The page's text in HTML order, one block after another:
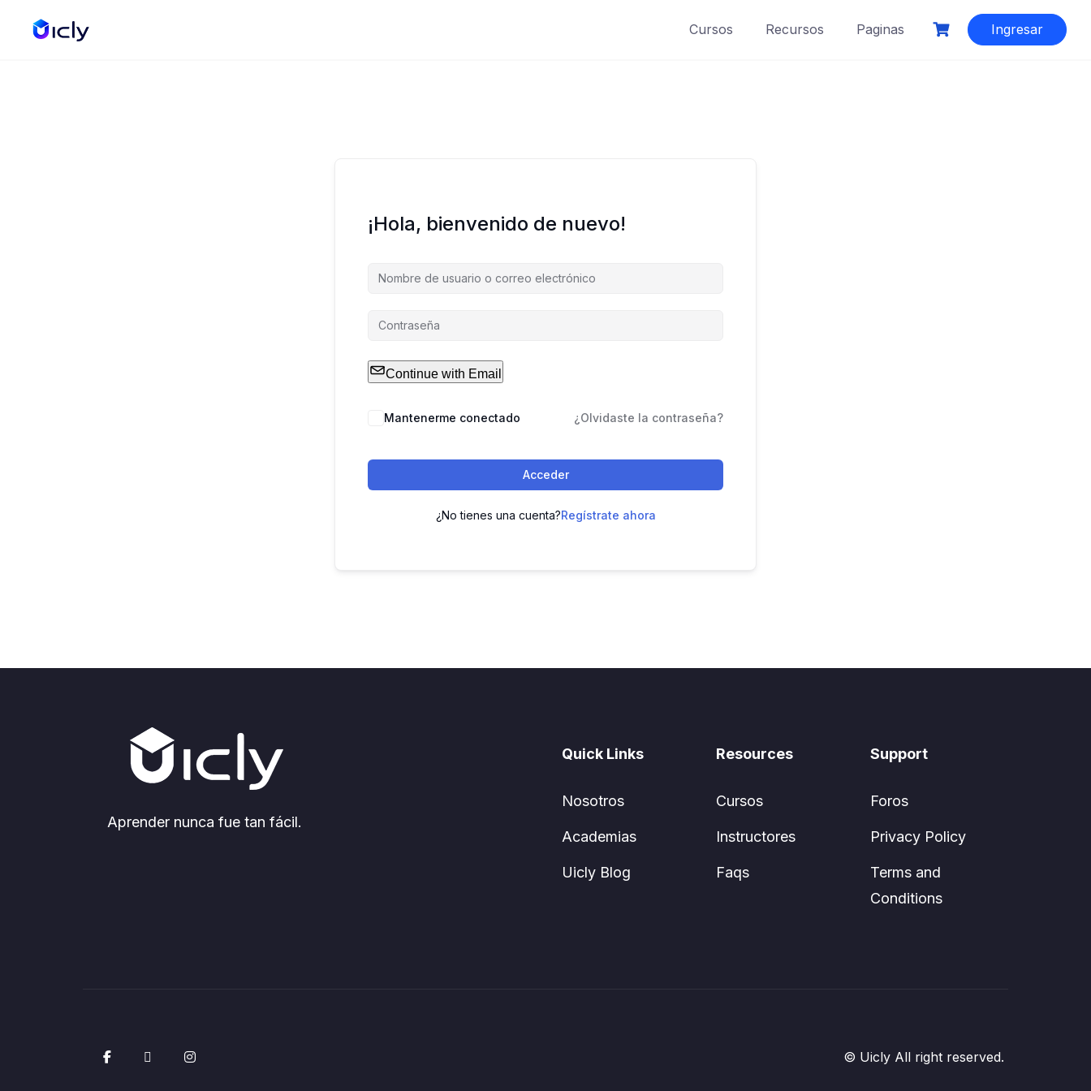
Cursos Recursos Paginas Ingresar
¡Hola, bienvenido de nuevo!
Continue with Email
Mantenerme conectado ¿Olvidaste la contraseña?
Acceder
¿No tienes una cuenta?Regístrate ahora
Aprender nunca fue tan fácil.
Quick Links
Nosotros
Academias
Uicly Blog
Resources
Cursos
Instructores
Faqs
Support
Foros
Privacy Policy
Terms and
Conditions
© Uicly All right reserved.